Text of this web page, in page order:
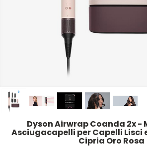
Astra
Aurore
Emulsioni Ossidanti
Emulsioni Permanenti
Dyson Airwrap Coanda 2x -
Asciugacapelli per Capelli Lisci
Cipria Oro Rosa